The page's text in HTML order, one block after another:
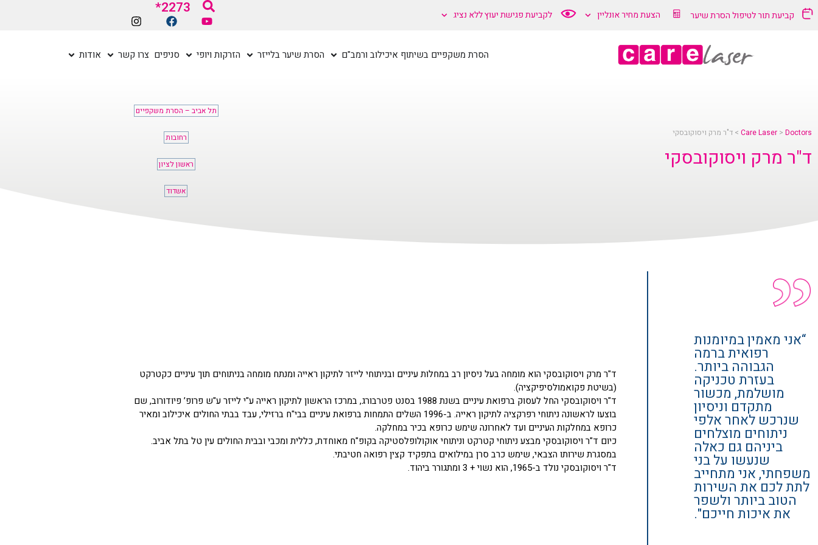
ד"ר
ויסוקובסקי
Care
Laser
קביעת תור לטיפול הסרת שיער הצעת מחיר אונליין לקביעת פגישת יעוץ ללא נציג 2273*
הסרת משקפיים בשיתוף איכילוב ורמב"ם הסרת שיער בלייזר הזרקות ויופי סניפים צרו קשר אודות
Care Laser > Doctors
> ד"ר מרק ויסוקובסקי
ד"ר מרק ויסוקובסקי
תל אביב – הסרת משקפיים
רחובות
ראשון לציון
אשדוד
“אני מאמין במיומנות
רפואית ברמה
הגבוהה ביותר.
בעזרת טכניקה
מושלמת, מכשור
מתקדם וניסיון
שנרכש לאחר אלפי
ניתוחים מוצלחים
ביניהם גם כאלה
שנעשו על בני
משפחתי, אני מתחייב
לתת לכם את השירות
הטוב ביותר ולשפר
את איכות חייכם".
ד"ר מרק ויסוקובסקי הוא מומחה בעל ניסיון רב במחלות עיניים ובניתוחי לייזר לתיקון ראייה ומנתח מומחה בניתוחים תוך עיניים כקטרקט
(בשיטת פקואמולסיפיקציה).
ד"ר ויסוקובסקי החל לעסוק ברפואת עיניים בשנת 1988 בסנט פטרבורג, במרכז הראשון לתיקון ראייה ע"י לייזר ע"ש פרופ’ פיודורוב, שם
בוצעו לראשונה ניתוחי רפרקציה לתיקון ראייה. ב-1996 השלים התמחות ברפואת עיניים בבי"ח ברזילי, עבד בבתי החולים איכילוב ומאיר
כרופא במחלקות העיניים ועד לאחרונה שימש כרופא בכיר במחלקה.
כיום ד"ר ויסוקובסקי מבצע ניתוחי קטרקט וניתוחי אוקולופלסטיקה בקופ"ח מאוחדת, כללית ומכבי ובבית החולים עין טל בתל אביב.
במסגרת שירותו הצבאי, שימש כרב סרן במילואים בתפקיד קצין רפואה חטיבתי.
ד"ר ויסוקובסקי נולד ב-1965, הוא נשוי + 3 ומתגורר ביהוד.